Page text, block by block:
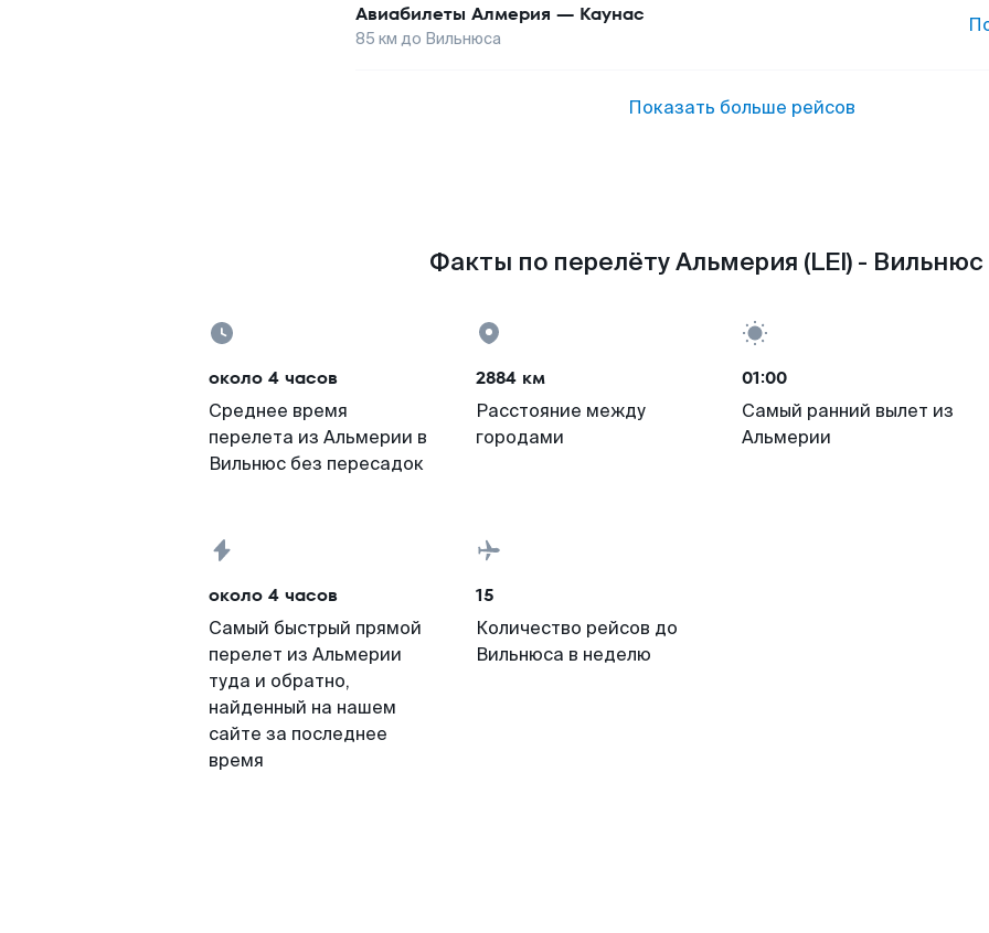
Авиабилеты Алмерия — Каунас
85 км до Вильнюса
Показать больше рейсов
Факты по перелёту Альмерия (LEI) - Вильнюс
около 4 часов
Среднее время
перелета из Альмерии в
Вильнюс без пересадок
2884 км
Расстояние между
городами
01:00
Самый ранний вылет из
Альмерии
около 4 часов
Самый быстрый прямой
перелет из Альмерии
туда и обратно,
найденный на нашем
сайте за последнее
время
15
Количество рейсов до
Вильнюса в неделю